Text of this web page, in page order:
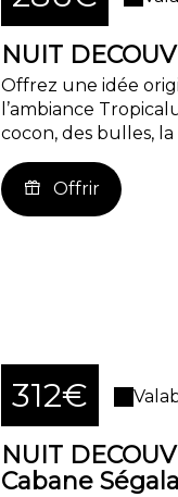
NUIT
Offrez une idée
l’ambiance
cocon, des bulles,
Offrir
312€
NUIT
Cabane